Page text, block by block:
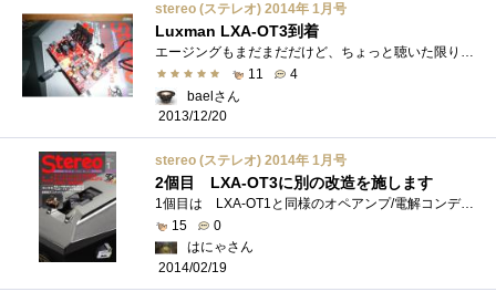
stereo (ステレオ) 2014年 1月号
Luxman LXA-OT3到着
エージングもまだまだだけど、ちょっと聴いた限りでは良さそうな音。2013/12/21電源を12Vから15Vに上げてみた。それまでは、ただ優しい音というだ�...
11
4
baelさん
2013/12/20
stereo (ステレオ) 2014年 1月号
2個目 LXA-OT3に別の改造を施します
1個目は LXA-OT1と同様のオペアンプ/電解コンデンサ改造を施しましたが、2個目はNFJ様による改造キットTypeBを使って改造を行います。もうちょっ�...
15
0
はにゃさん
2014/02/19